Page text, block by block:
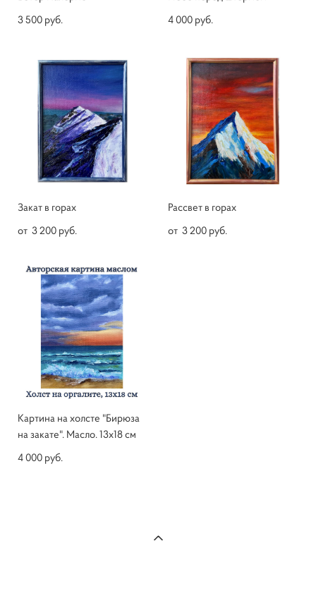
3 500 pуб.
4 000 pуб.
Закат в горах
от 3 200 pуб.
Рассвет в горах
от 3 200 pуб.
Картина на холсте "Бирюза
на закате". Масло. 13х18 см
4 000 pуб.